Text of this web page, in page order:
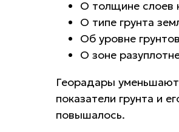
О толщине слоев
О типе грунта
Об уровне
О зоне
Георадары
показатели грунта и
повышалось.